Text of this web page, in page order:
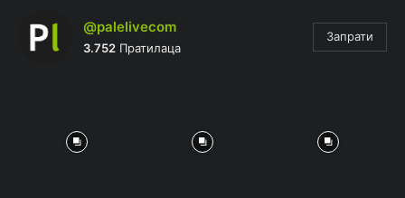
@palelivecom
3.752 Пратилаца
Запрати